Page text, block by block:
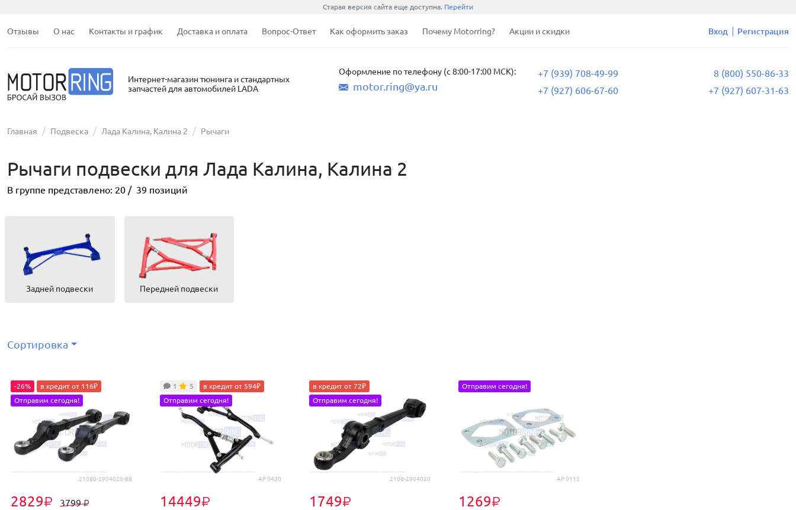
Старая версия сайта еще доступна. Перейти
Отзывы О нас Контакты и график Доставка и оплата Вопрос-Ответ Как оформить заказ Почему Motorring? Акции и скидки Вход Регистрация
Интернет-магазин тюнинга и стандартных
запчастей для автомобилей LADA
Оформление по телефону (с 8:00-17:00 МСК):
motor.ring@ya.ru
+7 (939) 708-49-99
+7 (927) 606-67-60
8 (800) 550-86-33
+7 (927) 607-31-63
Главная Подвеска Лада Калина, Калина 2 Рычаги
Рычаги подвески для Лада Калина, Калина 2
В группе представлено: 20 / 39 позиций
Задней подвески Передней подвески
Сортировка
21080-2904020-88
2829₽ 3799₽
-26%
в кредит от 116₽
Отправим сегодня!
AP 0430
14449₽
1 5
в кредит от 594₽
Отправим сегодня!
2108-2904020
1749₽
в кредит от 72₽
Отправим сегодня!
AP 0112
1269₽
Отправим сегодня!